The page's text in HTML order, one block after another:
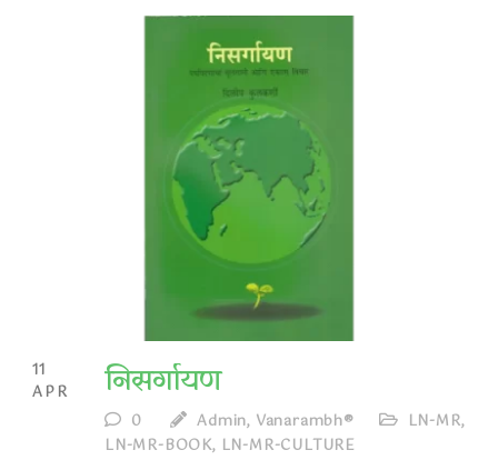
11
APR
निसर्गायण
0 Admin, Vanarambh® LN-MR,
LN-MR-BOOK, LN-MR-CULTURE